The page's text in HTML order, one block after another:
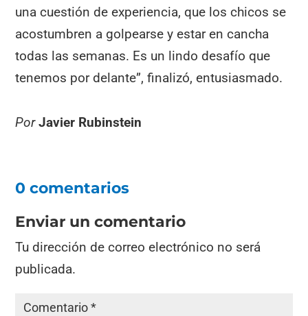
una cuestión de experiencia, que los chicos se
acostumbren a golpearse y estar en cancha
todas las semanas. Es un lindo desafío que
tenemos por delante”, finalizó, entusiasmado.
Por Javier Rubinstein
0 comentarios
Enviar un comentario
Tu dirección de correo electrónico no será
publicada.